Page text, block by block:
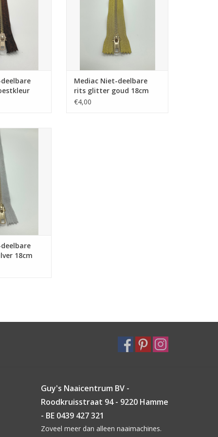
Mediac Niet-deelbare
rits glitter goud 18cm
€4,00
rits glitter
WINKELWAGEN
18cm
Guy's Naaicentrum BV -
Roodkruisstraat 94 - 9220 Hamme
- BE 0439 427 321
Zoveel meer dan alleen naaimachines.